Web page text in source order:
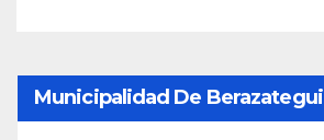
Municipalidad De Berazategui